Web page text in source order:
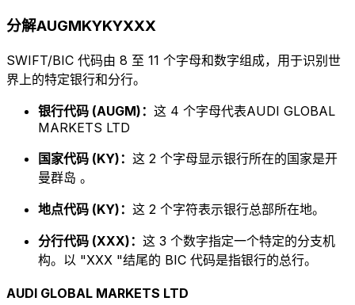
分解AUGMKYKYXXX
SWIFT/BIC 代码由 8 至 11 个字母和数字组成，用于识别世
界上的特定银行和分行。
银行代码 (AUGM)： 这 4 个字母代表AUDI GLOBAL
MARKETS LTD
国家代码 (KY)： 这 2 个字母显示银行所在的国家是开
曼群岛 。
地点代码 (KY)： 这 2 个字符表示银行总部所在地。
分行代码 (XXX)： 这 3 个数字指定一个特定的分支机
构。以 "XXX "结尾的 BIC 代码是指银行的总行。
AUDI GLOBAL MARKETS LTD